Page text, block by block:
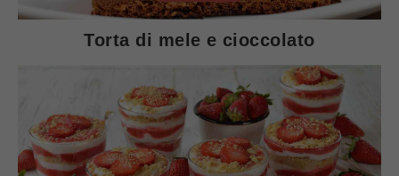
Torta di mele e cioccolato